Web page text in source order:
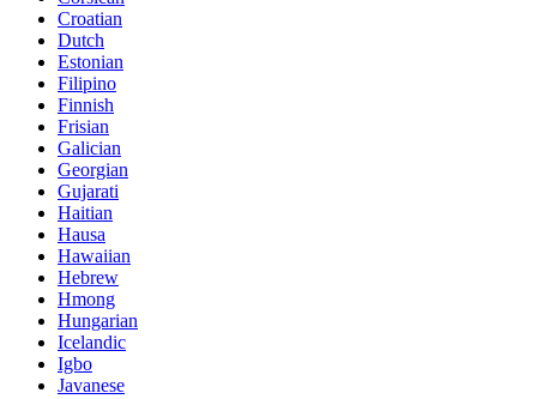
Croatian
Dutch
Estonian
Filipino
Finnish
Frisian
Galician
Georgian
Gujarati
Haitian
Hausa
Hawaiian
Hebrew
Hmong
Hungarian
Icelandic
Igbo
Javanese